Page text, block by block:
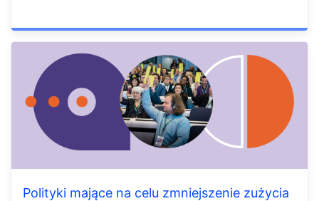
Polityki mające na celu zmniejszenie zużycia